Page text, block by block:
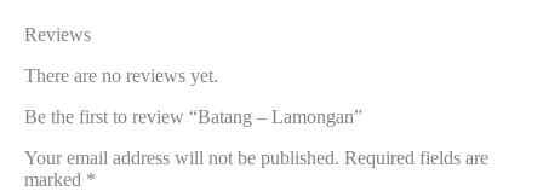
Reviews
There are no reviews yet.
Be the first to review “Batang – Lamongan”
Your email address will not be published. Required fields are
marked *